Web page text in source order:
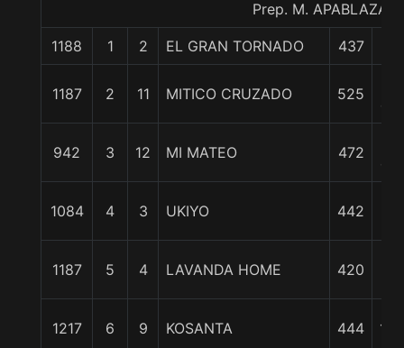
Prep. M. APABLAZA
1188 1 2 EL GRAN TORNADO 437
1187 2 11 MITICO CRUZADO 525
942 3 12 MI MATEO 472
1084 4 3 UKIYO 442
1187 5 4 LAVANDA HOME 420
1217 6 9 KOSANTA 444 11